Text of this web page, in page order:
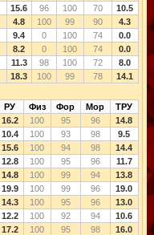
15.6 96 100 70
10.5
4.8 100 99 90
4.3
9.4 0 100 74
0.0
8.2 0 100 74
0.0
11.3 98 100 72
8.0
18.3 100 99 78 14.1
РУ Физ Фор Мор
ТРУ
16.2 100 95 96
14.8
10.4 100 93 98
9.5
15.6 100 94 98
14.4
12.8 100 95 96
11.7
14.8 100 99 94
13.8
19.9 100 99 96
19.0
14.3 100 95 96
13.0
12.2 100 92 94
10.6
17.2 100 95 98
16.0